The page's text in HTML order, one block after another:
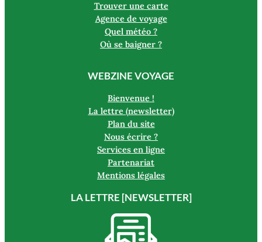
Trouver une carte
Agence de voyage
Quel météo ?
Où se baigner ?
WEBZINE VOYAGE
Bienvenue !
La lettre (newsletter)
Plan du site
Nous écrire ?
Services en ligne
Partenariat
Mentions légales
LA LETTRE [NEWSLETTER]